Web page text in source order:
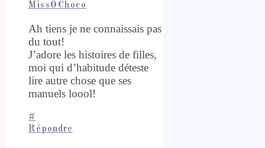
MissOChoco
Ah tiens je ne connaissais pas
du tout!
J’adore les histoires de filles,
moi qui d’habitude déteste
lire autre chose que ses
manuels loool!
#
Répondre